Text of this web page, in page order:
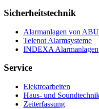
Sicherheitstechnik
Alarmanlagen von
Telenot Alarmsysteme
INDEXA Alarmanlagen
Service
Elektroarbeiten
Haus- und
Zeiterfassung